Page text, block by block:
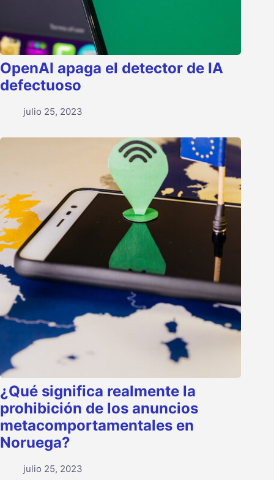
OpenAI apaga el detector de IA
defectuoso
julio 25, 2023
¿Qué significa realmente la
prohibición de los anuncios
metacomportamentales en
Noruega?
julio 25, 2023